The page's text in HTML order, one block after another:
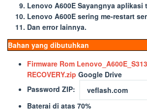
Lenovo A600E Sayangnya aplikasi
Lenovo A600E sering me-restart
Dan error lainnya.
Bahan yang dibutuhkan
Firmware Rom
RECOVERY.zip Google Drive
Password ZIP:
Baterai di atas 70%